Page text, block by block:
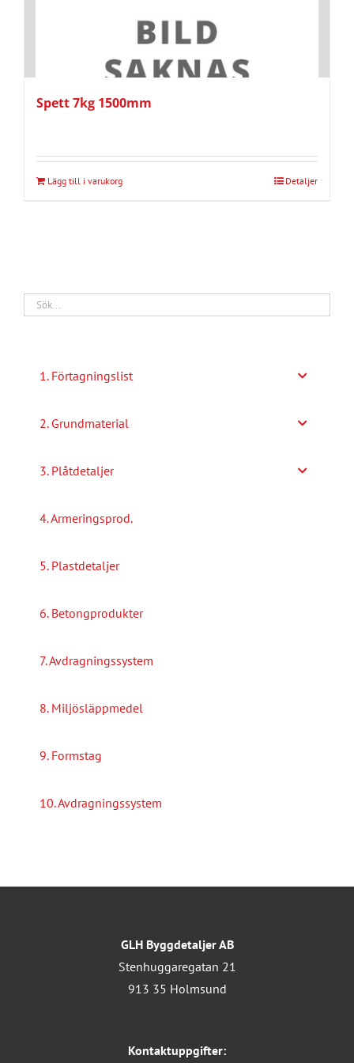
Spett 7kg 1500mm
Lägg till i varukorg Detaljer
1. Förtagningslist
2. Grundmaterial
3. Plåtdetaljer
4. Armeringsprod.
5. Plastdetaljer
6. Betongprodukter
7. Avdragningssystem
8. Miljösläppmedel
9. Formstag
10. Avdragningssystem
GLH Byggdetaljer AB
Stenhuggaregatan 21
913 35 Holmsund
Kontaktuppgifter: